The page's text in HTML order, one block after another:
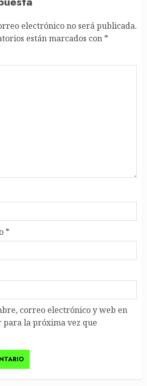
electrónico no será publicada.
están marcados con *
*
correo electrónico y web en
para la próxima vez que